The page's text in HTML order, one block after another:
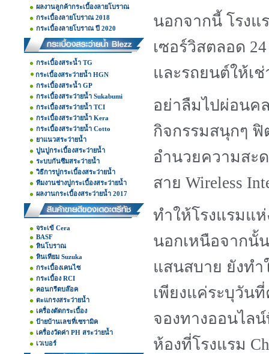
ผลงานลูกค้ากระเบื้องลายโบราณ
กระเบื้องลายโบราณ 2018
กระเบื้องลายโบราณ ปี 2020
กระเบื้องสระน้ำ TG
กระเบื้องสระว่ายน้ำ HGN
กระเบื้องสระน้ำ GP
กระเบื้องสระว่ายน้ำ Sukabumi
กระเบื้องสระว่ายน้ำ TCI
กระเบื้องสระว่ายน้ำ Kera
กระเบื้องสระว่ายน้ำ Cotto
ยาแนวสระว่ายน้ำ
ปูนปูกระเบื้องสระว่ายน้ำ
ระบบกันซึมสระว่ายน้ำ
วิธีการปูกระเบื้องสระว่ายน้ำ
ทีมงานช่างปูกระเบื้องสระว่ายน้ำ
ผลงานกระเบื้องสระว่ายน้ำ 2017
จระเข้ Cera
BASF
หินโบราณ
หินเทียม Suzuka
กระเบื้องเคนไซ
กระเบื้อง RCI
คอนกรีตบล๊อค
ตะแกรงสระว่ายน้ำ
เครื่องตัดกระเบื้อง
ป้ายบ้านเลขที่เซรามิค
เครื่องวัดค่า PH สระว่ายน้ำ
เวเบอร์
นอกจากนี้ โรงแ
เซอร์วิสตลอด
และรถยนต์ให้เ
อย่าลืมไปผ่อนค
กิจกรรมสนุกๆ ฟิ
อำนวยความสะ
สาย Wireless
ทำให้โรงแรมแ
นอกเหนือจากนั้
แสนสบาย ยังทำ
เพียงแค่ระบุวัน
จองทางออนไลน์
ห้องที่โรงแรม